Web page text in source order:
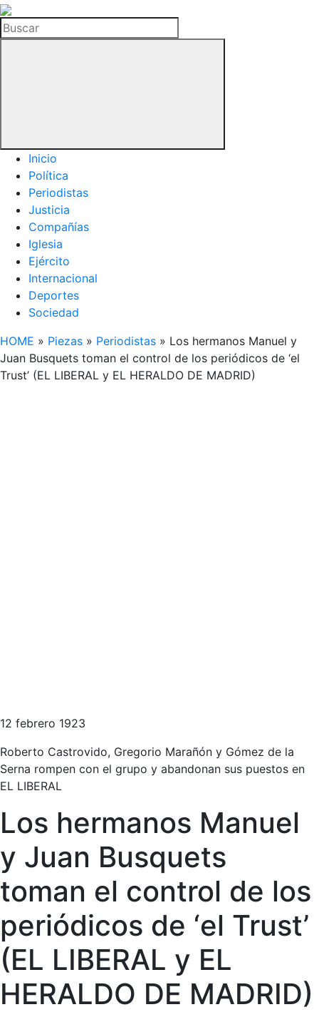
La
Hemeroteca
del
Buscar
Inicio
Política
Periodistas
Justicia
Compañías
Iglesia
Ejército
Internacional
Deportes
Sociedad
HOME » Piezas » Periodistas » Los hermanos Manuel y
Juan Busquets toman el control de los periódicos de ‘el
Trust’ (EL LIBERAL y EL HERALDO DE MADRID)
12 febrero 1923
Roberto Castrovido, Gregorio Marañón y Gómez de la
Serna rompen con el grupo y abandonan sus puestos en
EL LIBERAL
Los hermanos Manuel
y Juan Busquets
toman el control de los
periódicos de ‘el Trust’
(EL LIBERAL y EL
HERALDO DE MADRID)